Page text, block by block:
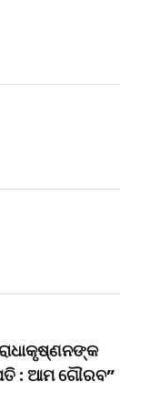
: ଆମ ଗୌରବ”